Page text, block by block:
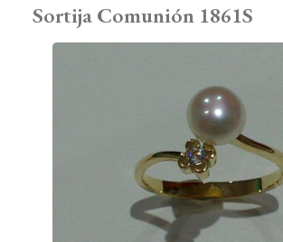
Sortija Comunión 1861S